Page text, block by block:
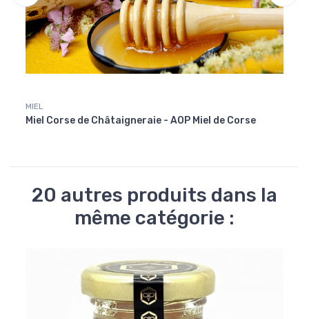
MIEL
Miel Corse de Châtaigneraie - AOP Miel de Corse
20 autres produits dans la
même catégorie :